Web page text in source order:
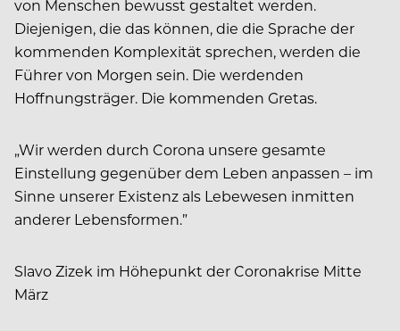
von Menschen bewusst gestaltet werden.
Diejenigen, die das können, die die Sprache der
kommenden Komplexität sprechen, werden die
Führer von Morgen sein. Die werdenden
Hoffnungsträger. Die kommenden Gretas.
„Wir werden durch Corona unsere gesamte
Einstellung gegenüber dem Leben anpassen – im
Sinne unserer Existenz als Lebewesen inmitten
anderer Lebensformen.”
Slavo Zizek im Höhepunkt der Coronakrise Mitte
März